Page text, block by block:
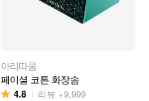
아리따움
페이셜 코튼 화장솜
4.8 리뷰 +9,999